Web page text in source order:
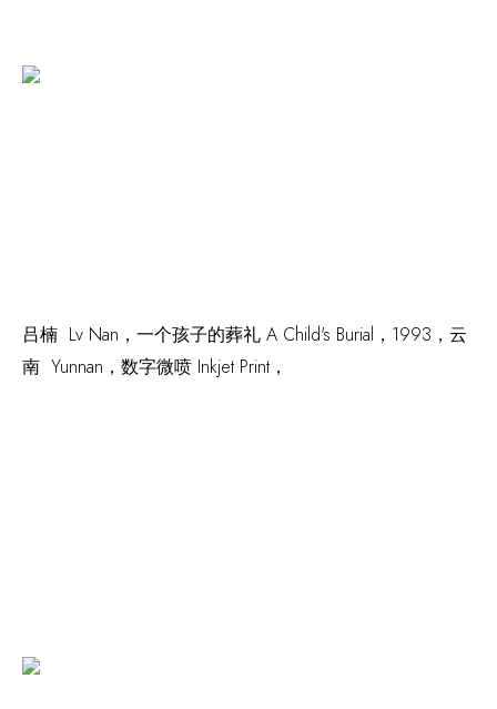
吕楠 Lv Nan， 一个孩子的葬礼 A Child's Burial ，1993，云
南 Yunnan，数字微喷 Inkjet Print，